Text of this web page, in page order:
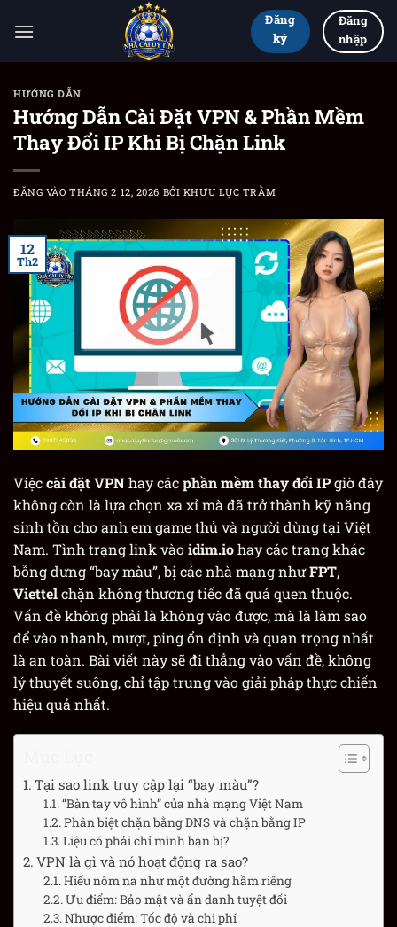
qua
Đăng
ký
Đăng
nhập
HƯỚNG DẪN
Hướng Dẫn Cài Đặt VPN & Phần Mềm
Thay Đổi IP Khi Bị Chặn Link
ĐĂNG VÀOTHÁNG 2 12, 2026 BỞI KHƯU LỤC TRẦM
12
Th2
Việccài đặt VPNhay cácphần mềm thay đổi IPgiờ đây
không còn là lựa chọn xa xỉ mà đã trở thành kỹ năng
sinh tồn cho anh em game thủ và người dùng tại Việt
Nam. Tình trạng link vàoidim.iohay các trang khác
bỗng dưng “bay màu”, bị các nhà mạng nhưFPT,
Viettelchặn không thương tiếc đã quá quen thuộc.
Vấn đề không phải là không vào được, mà là làm sao
để vào nhanh, mượt, ping ổn định và quan trọng nhất
là an toàn. Bài viết này sẽ đi thẳng vào vấn đề, không
lý thuyết suông, chỉ tập trung vào giải pháp thực chiến
hiệu quả nhất.
Tại sao link truy cập lại “bay màu”?
“Bàn tay vô hình” của nhà mạng Việt Nam
Phân biệt chặn bằng DNS và chặn bằng IP
Liệu có phải chỉ mình bạn bị?
VPN là gì và nó hoạt động ra sao?
Hiểu nôm na như một đường hầm riêng
Ưu điểm: Bảo mật và ẩn danh tuyệt đối
Nhược điểm: Tốc độ và chi phí